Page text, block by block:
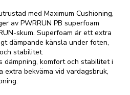
med Maximum Cushioning,
av PWRRUN PB superfoam
skum. Superfoam är ett extra
dämpande känsla under foten,
stabilitet.
dämpning, komfort och stabilitet i
extra bekväma vid vardagsbruk,